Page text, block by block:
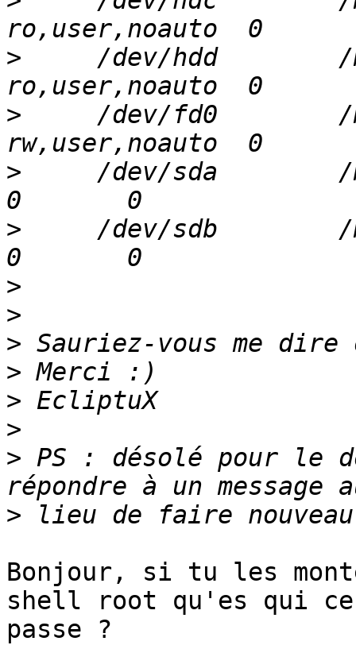
>
/dev/hdd
>
/dev/fd0
>
/dev/sda
>
/dev/sdb
>
>
>
>
>
>
> PS : désolé pour le
>
Bonjour, si tu les
shell root qu'es qui
passe ?